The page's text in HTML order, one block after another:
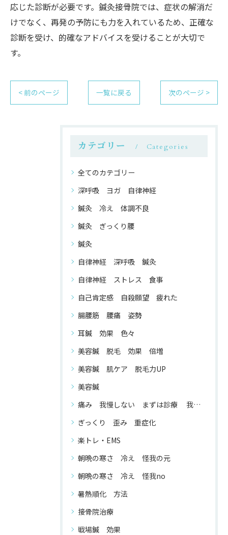
応じた診断が必要です。鍼灸接骨院では、症状の解消だ
けでなく、再発の予防にも力を入れているため、正確な
診断を受け、的確なアドバイスを受けることが大切で
す。
< 前のページ 一覧に戻る 次のページ >
カテゴリー Categories
全てのカテゴリー
深呼吸 ヨガ 自律神経
鍼灸 冷え 体調不良
鍼灸 ぎっくり腰
鍼灸
自律神経 深呼吸 鍼灸
自律神経 ストレス 食事
自己肯定感 自殺願望 疲れた
腸腰筋 腰痛 姿勢
耳鍼 効果 色々
美容鍼 脱毛 効果 倍増
美容鍼 肌ケア 脱毛力UP
美容鍼
痛み 我慢しない まずは診療 我慢する 必要 が ない
ぎっくり 歪み 重症化
楽トレ・EMS
朝晩の寒さ 冷え 怪我の元
朝晩の寒さ 冷え 怪我no
暑熱順化 方法
接骨院治療
戦場鍼 効果